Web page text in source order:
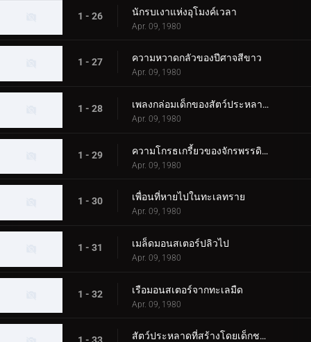
1 - 26 นักรบเงาแห่งอุโมงค์เวลา
Apr. 09, 1980
1 - 27 ความหวาดกลัวของปีศาจสีขาว
Apr. 09, 1980
1 - 28 เพลงกล่อมเด็กของสัตว์ประหลาดนกอพยพ
Apr. 09, 1980
1 - 29 ความโกรธเกรี้ยวของจักรพรรดิปีศาจ
Apr. 09, 1980
1 - 30 เพื่อนที่หายไปในทะเลทราย
Apr. 09, 1980
1 - 31 เมล็ดมอนสเตอร์ปลิวไป
Apr. 09, 1980
1 - 32 เรือมอนสเตอร์จากทะเลมืด
Apr. 09, 1980
สัตว์ประหลาดที่สร้างโดยเด็กชาย